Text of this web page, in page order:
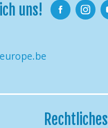
uns!
Rechtliches